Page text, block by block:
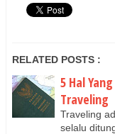
RELATED POSTS :
5 Hal
Traveling
Traveling
selalu